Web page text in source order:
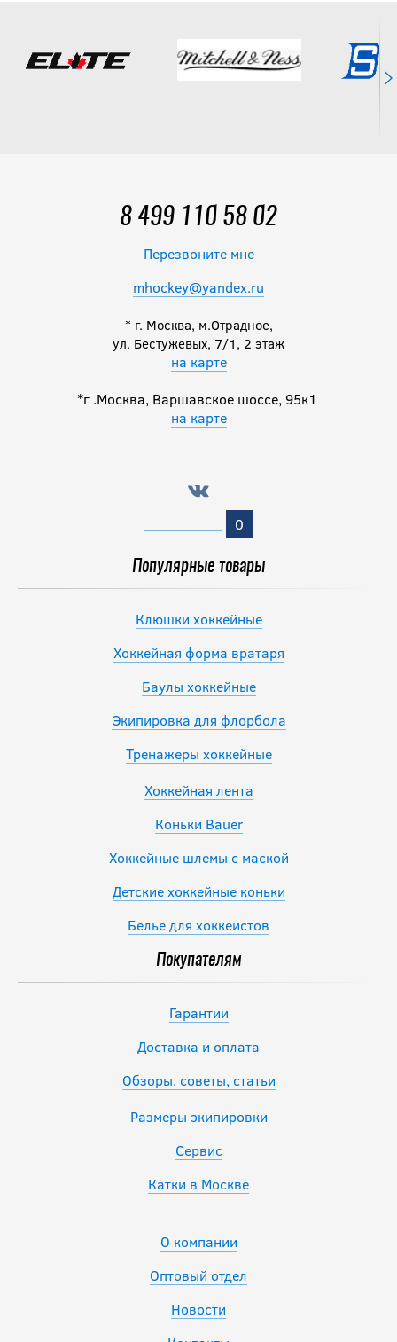
8 499 110 58 02
Перезвоните мне
mhockey@yandex.ru
* г. Москва, м.Отрадное,
ул. Бестужевых, 7/1, 2 этаж
на карте
*г .Москва, Варшавское шоссе, 95к1
на карте
0
Популярные товары
Клюшки хоккейные
Хоккейная форма вратаря
Баулы хоккейные
Экипировка для флорбола
Тренажеры хоккейные
Хоккейная лента
Коньки Bauer
Хоккейные шлемы с маской
Детские хоккейные коньки
Белье для хоккеистов
Покупателям
Гарантии
Доставка и оплата
Обзоры, советы, статьи
Размеры экипировки
Сервис
Катки в Москве
О компании
Оптовый отдел
Новости